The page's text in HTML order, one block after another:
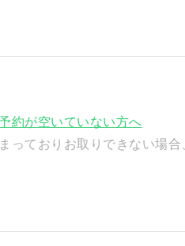
約が空いていない方へ
っておりお取りできない場